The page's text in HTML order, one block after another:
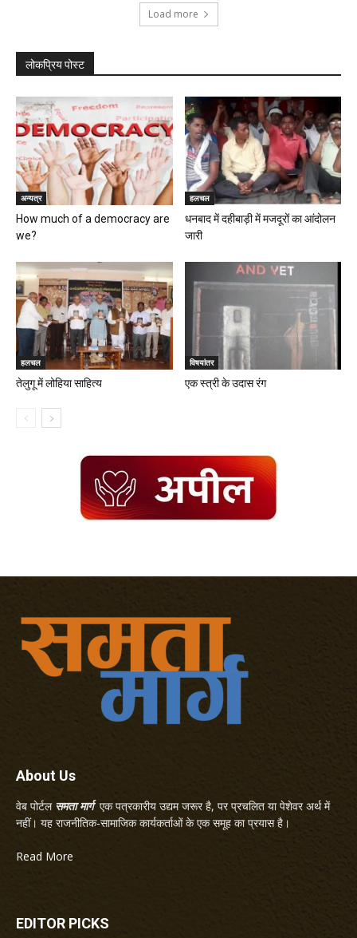
Load more
लोकप्रिय पोस्ट
अन्यत्र
How much of a democracy are
we?
हलचल
धनबाद में दहीबाड़ी में मजदूरों का आंदोलन
जारी
हलचल
तेलुगू में लोहिया साहित्य
विषयांतर
एक स्त्री के उदास रंग
About Us
वेब पोर्टल समता मार्गएक पत्रकारीय उद्यम जरूर है, पर प्रचलित या पेशेवर अर्थ में
नहीं। यह राजनीतिक-सामाजिक कार्यकर्ताओं के एक समूह का प्रयास है।
Read More
EDITOR PICKS